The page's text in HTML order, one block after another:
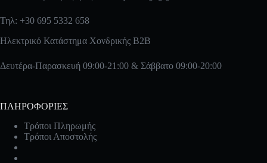
Τηλ: +30 695 5332 658
Ηλεκτρικό Κατάστημα Χονδρικής B2B
Δευτέρα-Παρασκευή 09:00-21:00 & Σάββατο 09:00-20:00
ΠΛΗΡΟΦΟΡΙΕΣ
Τρόποι Πληρωμής
Τρόποι Αποστολής